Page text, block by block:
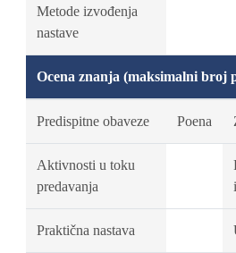
Metode izvođenja
nastave
Ocena znanja (maksimalni broj
Predispitne obaveze Poena
Aktivnosti u toku
predavanja
Praktična nastava